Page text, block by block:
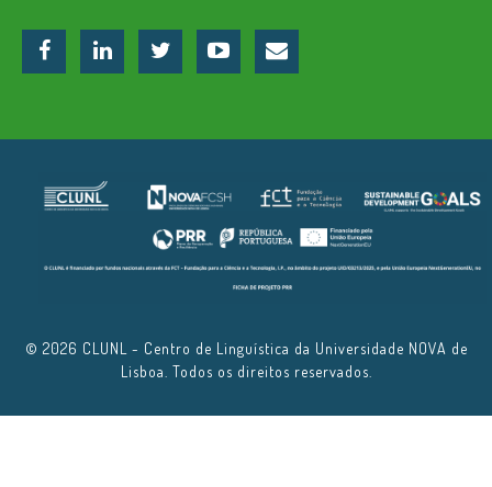
© 2026 CLUNL - Centro de Linguística da Universidade NOVA de
Lisboa. Todos os direitos reservados.